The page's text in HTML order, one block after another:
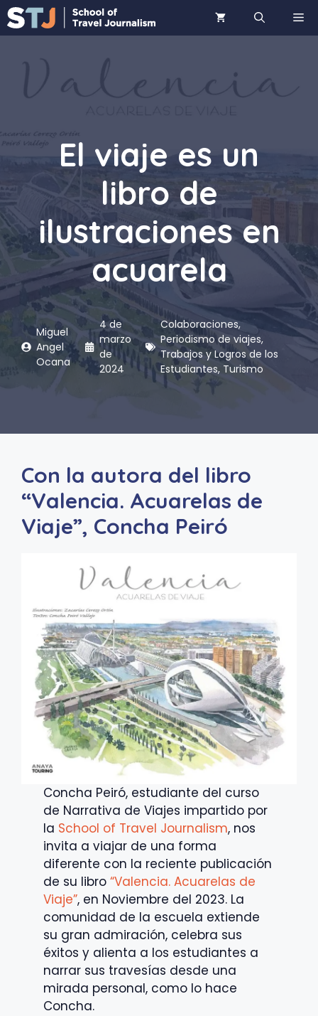
Saltar
al
El viaje es un
libro de
ilustraciones en
acuarela
Miguel
Angel
Ocana
4 de
marzo
de
2024
Colaboraciones,
Periodismo de viajes,
Trabajos y Logros de los
Estudiantes, Turismo
Con la autora del libro
“Valencia. Acuarelas de
Viaje”, Concha Peiró
Concha Peiró, estudiante del curso
de Narrativa de Viajes impartido por
la School of Travel Journalism, nos
invita a viajar de una forma
diferente con la reciente publicación
de su libro“Valencia. Acuarelas de
Viaje”, en Noviembre del 2023. La
comunidad de la escuela extiende
su gran admiración, celebra sus
éxitos y alienta a los estudiantes a
narrar sus travesías desde una
mirada personal, como lo hace
Concha.